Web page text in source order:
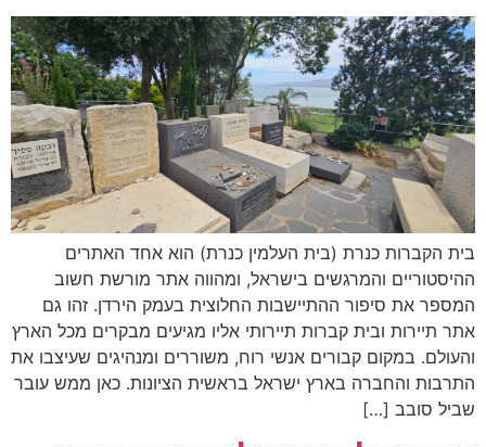
בית הקברות כנרת (בית העלמין כנרת) הוא אחד האתרים
ההיסטוריים והמרגשים בישראל, ומהווה אתר מורשת חשוב
המספר את סיפור ההתיישבות החלוצית בעמק הירדן. זהו גם
אתר תיירות ובית קברות תיירותי אליו מגיעים מבקרים מכל הארץ
והעולם. במקום קבורים אנשי רוח, משוררים ומנהיגים שעיצבו את
התרבות והחברה בארץ ישראל בראשית הציונות. כאן ממש עובר
שביל סובב […]